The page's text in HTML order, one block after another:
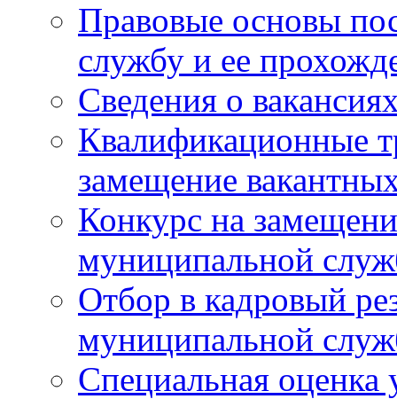
Правовые основы
службу и ее
Сведения о
Квалификационные
замещение
Конкурс на
муниципальной
Отбор в кадровый
муниципальной
Специальная оценка